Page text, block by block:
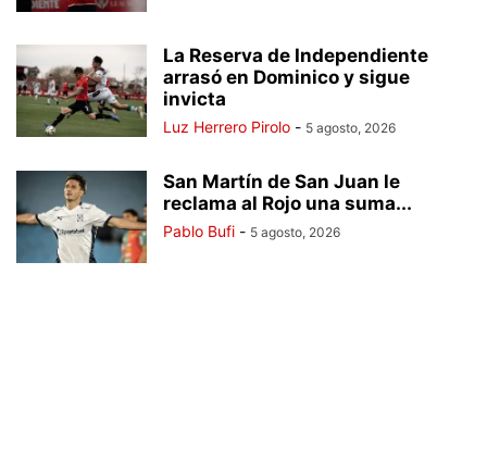
La Reserva de Independiente
arrasó en Dominico y sigue
invicta
Luz Herrero Pirolo - 5 agosto, 2026
San Martín de San Juan le
reclama al Rojo una suma...
Pablo Bufi - 5 agosto, 2026